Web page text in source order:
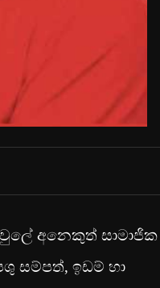
අනෙකුත් සාමාජික
සම්පත්, ඉඩම් හා